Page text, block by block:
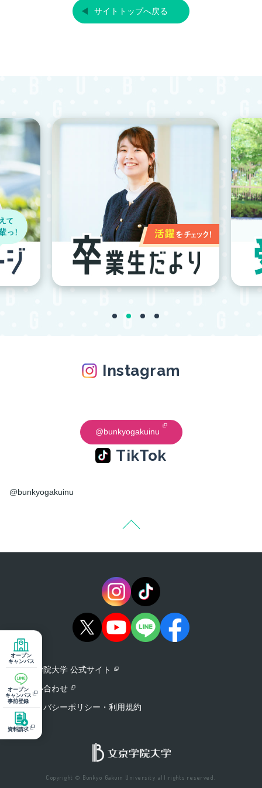
サイトトップへ戻る
Instagram
@bunkyogakuinu
TikTok
@bunkyogakuinu
文京学院大学 公式サイト
お問い合わせ
プライバシーポリシー・利用規約
Copyright © Bunkyo Gakuin University all rights reserved.
オープン
キャンパス
オープン
キャンパス
事前登録
資料請求